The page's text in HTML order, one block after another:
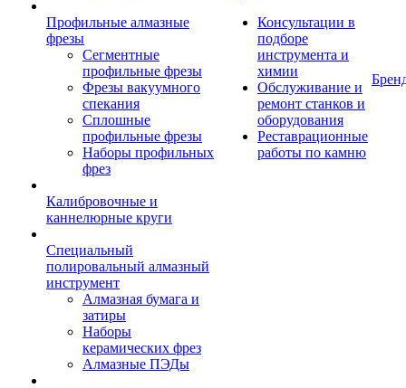
Профильные алмазные
фрезы
Сегментные
профильные фрезы
Фрезы вакуумного
спекания
Сплошные
профильные фрезы
Наборы профильных
фрез
Калибровочные и
каннелюрные круги
Специальный
полировальный алмазный
инструмент
Алмазная бумага и
затиры
Наборы
керамических фрез
Алмазные ПЭДы
Консультации в
подборе
инструмента и
химии
Обслуживание и
ремонт станков и
оборудования
Реставрационные
работы по камню